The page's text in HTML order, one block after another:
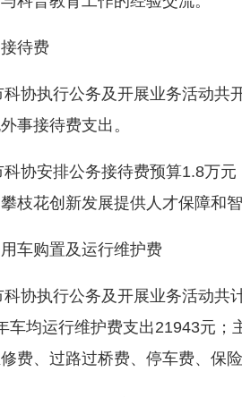
待费
执行公务及开展业务活动共开
事接待费支出。
安排公务接待费预算1.8万元
枝花创新发展提供人才保障和
购置及运行维护费
执行公务及开展业务活动共计
车均运行维护费支出21943元
费、过路过桥费、停车费、保